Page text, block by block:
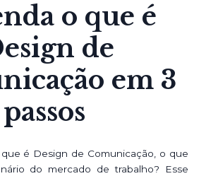
Logino que é
de
em 3
passos
é Design de Comunicação, o que
do mercado de trabalho? Esse